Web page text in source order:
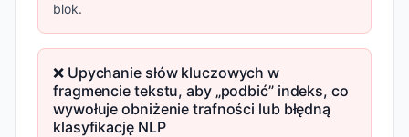
blok.
❌ Upychanie słów kluczowych w
fragmencie tekstu, aby „podbić” indeks, co
wywołuje obniżenie trafności lub błędną
klasyfikację NLP